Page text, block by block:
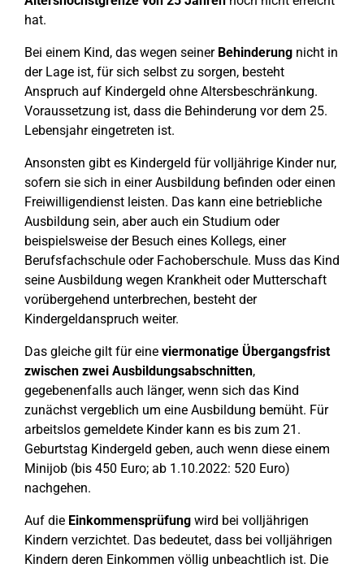
hat.
Bei einem Kind, das wegen seiner Behinderung nicht in
der Lage ist, für sich selbst zu sorgen, besteht
Anspruch auf Kindergeld ohne Altersbeschränkung.
Voraussetzung ist, dass die Behinderung vor dem 25.
Lebensjahr eingetreten ist.
Ansonsten gibt es Kindergeld für volljährige Kinder nur,
sofern sie sich in einer Ausbildung befinden oder einen
Freiwilligendienst leisten. Das kann eine betriebliche
Ausbildung sein, aber auch ein Studium oder
beispielsweise der Besuch eines Kollegs, einer
Berufsfachschule oder Fachoberschule. Muss das Kind
seine Ausbildung wegen Krankheit oder Mutterschaft
vorübergehend unterbrechen, besteht der
Kindergeldanspruch weiter.
Das gleiche gilt für eine viermonatige Übergangsfrist
zwischen zwei Ausbildungsabschnitten,
gegebenenfalls auch länger, wenn sich das Kind
zunächst vergeblich um eine Ausbildung bemüht. Für
arbeitslos gemeldete Kinder kann es bis zum 21.
Geburtstag Kindergeld geben, auch wenn diese einem
Minijob (bis 450 Euro; ab 1.10.2022: 520 Euro)
nachgehen.
Auf die Einkommensprüfung wird bei volljährigen
Kindern verzichtet. Das bedeutet, dass bei volljährigen
Kindern deren Einkommen völlig unbeachtlich ist. Die